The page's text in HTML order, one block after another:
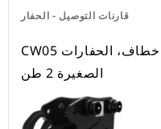
قارنات التوصيل - الحفار
CW05 يدوي، خطاف، الحفارات
الصغيرة 2 طن